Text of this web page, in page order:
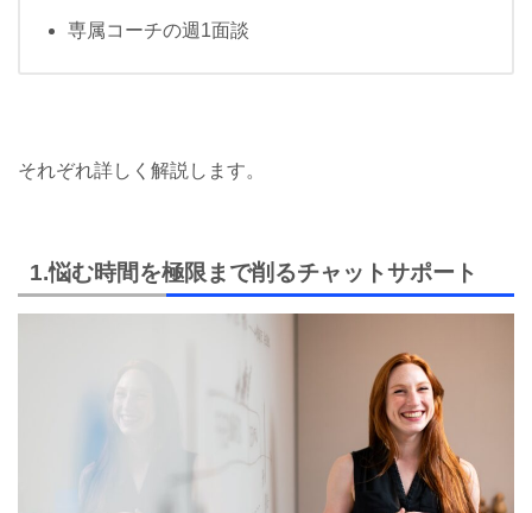
専属コーチの週1面談
それぞれ詳しく解説します。
1.悩む時間を極限まで削るチャットサポート